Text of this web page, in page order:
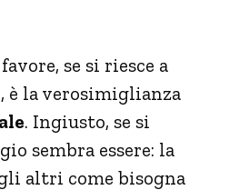
se si riesce a
è la verosimiglianza
. Ingiusto, se si
sembra essere: la
altri come bisogna